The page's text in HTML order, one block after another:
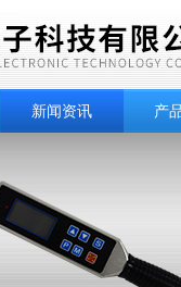
新闻资讯 产